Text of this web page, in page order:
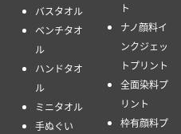
バスタオル
ベンチタオ
ル
ハンドタオ
ル
ミニタオル
手ぬぐい
ト
ナノ顔料イ
ンクジェッ
トプリント
全面染料プ
リント
枠有顔料プ